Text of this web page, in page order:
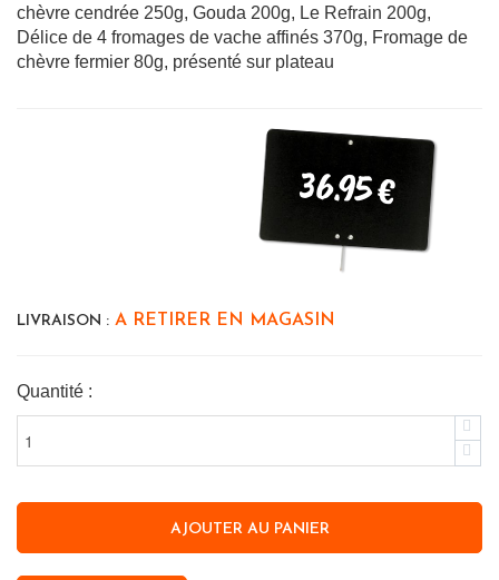
chèvre cendrée 250g, Gouda 200g, Le Refrain 200g,
Délice de 4 fromages de vache affinés 370g, Fromage de
chèvre fermier 80g, présenté sur plateau
36.95 €
LIVRAISON : A RETIRER EN MAGASIN
Quantité :